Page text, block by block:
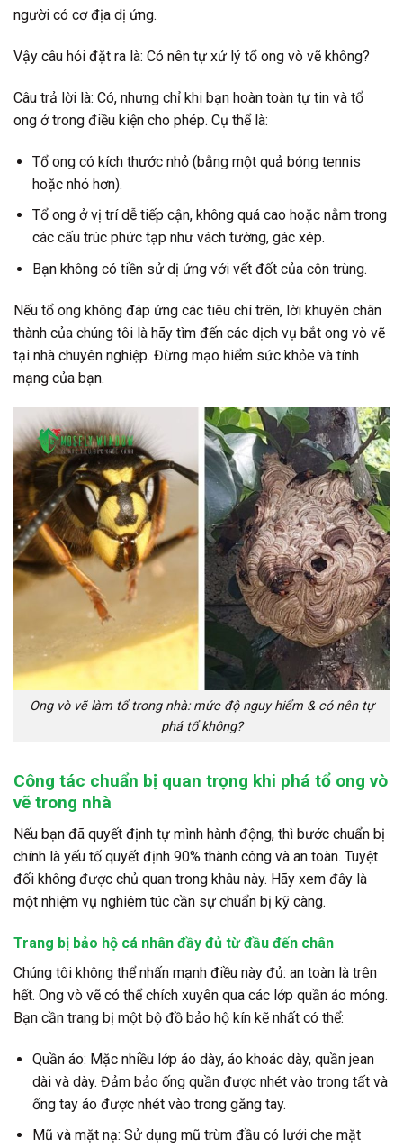
người có cơ địa dị ứng.
Vậy câu hỏi đặt ra là: Có nên tự xử lý tổ ong vò vẽ không?
Câu trả lời là: Có, nhưng chỉ khi bạn hoàn toàn tự tin và tổ
ong ở trong điều kiện cho phép. Cụ thể là:
Tổ ong có kích thước nhỏ (bằng một quả bóng tennis
hoặc nhỏ hơn).
Tổ ong ở vị trí dễ tiếp cận, không quá cao hoặc nằm trong
các cấu trúc phức tạp như vách tường, gác xép.
Bạn không có tiền sử dị ứng với vết đốt của côn trùng.
Nếu tổ ong không đáp ứng các tiêu chí trên, lời khuyên chân
thành của chúng tôi là hãy tìm đến các dịch vụ bắt ong vò vẽ
tại nhà chuyên nghiệp. Đừng mạo hiểm sức khỏe và tính
mạng của bạn.
Ong vò vẽ làm tổ trong nhà: mức độ nguy hiểm & có nên tự
phá tổ không?
Công tác chuẩn bị quan trọng khi phá tổ ong vò
vẽ trong nhà
Nếu bạn đã quyết định tự mình hành động, thì bước chuẩn bị
chính là yếu tố quyết định 90% thành công và an toàn. Tuyệt
đối không được chủ quan trong khâu này. Hãy xem đây là
một nhiệm vụ nghiêm túc cần sự chuẩn bị kỹ càng.
Trang bị bảo hộ cá nhân đầy đủ từ đầu đến chân
Chúng tôi không thể nhấn mạnh điều này đủ: an toàn là trên
hết. Ong vò vẽ có thể chích xuyên qua các lớp quần áo mỏng.
Bạn cần trang bị một bộ đồ bảo hộ kín kẽ nhất có thể:
Quần áo: Mặc nhiều lớp áo dày, áo khoác dày, quần jean
dài và dày. Đảm bảo ống quần được nhét vào trong tất và
ống tay áo được nhét vào trong găng tay.
Mũ và mặt nạ: Sử dụng mũ trùm đầu có lưới che mặt